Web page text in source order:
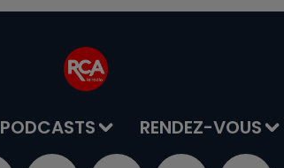
PODCASTS RENDEZ-VOUS